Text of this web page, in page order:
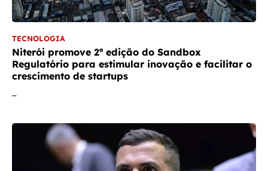
TECNOLOGIA
Niterói promove 2ª edição do Sandbox
Regulatório para estimular inovação e facilitar o
crescimento de startups
…